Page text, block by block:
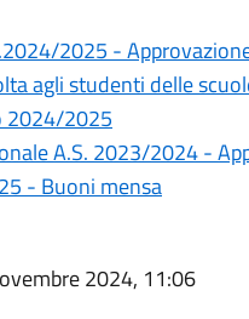
2025 -
agli studenti delle
2024/2025
A.S. 2023/2024 -
- Buoni mensa
2024, 11:06